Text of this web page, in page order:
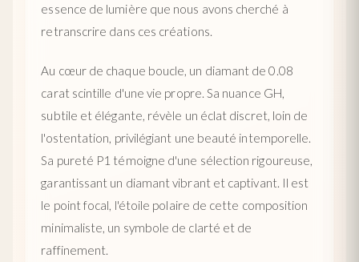
essence de lumière que nous avons cherché à
retranscrire dans ces créations.
Au cœur de chaque boucle, un diamant de 0.08
carat scintille d'une vie propre. Sa nuance GH,
subtile et élégante, révèle un éclat discret, loin de
l'ostentation, privilégiant une beauté intemporelle.
Sa pureté P1 témoigne d'une sélection rigoureuse,
garantissant un diamant vibrant et captivant. Il est
le point focal, l'étoile polaire de cette composition
minimaliste, un symbole de clarté et de
raffinement.